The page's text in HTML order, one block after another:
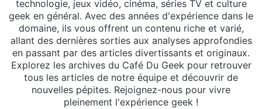
technologie, jeux vidéo, cinéma, séries TV et culture
geek en général. Avec des années d'expérience dans le
domaine, ils vous offrent un contenu riche et varié,
allant des dernières sorties aux analyses approfondies
en passant par des articles divertissants et originaux.
Explorez les archives du Café Du Geek pour retrouver
tous les articles de notre équipe et découvrir de
nouvelles pépites. Rejoignez-nous pour vivre
pleinement l'expérience geek !